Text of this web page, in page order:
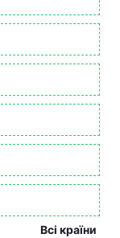
Всі країни